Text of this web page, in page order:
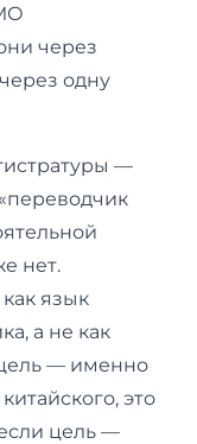
через
одну
—
нет.
язык
а не как
— именно
это
цель —